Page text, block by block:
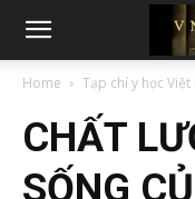
Home Tạp chí y học Việt
CHẤT
SỐNG